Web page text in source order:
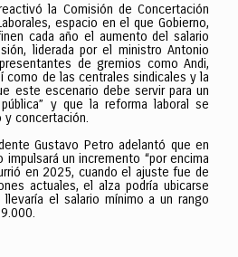
la Comisión de Concertación
espacio en el que Gobierno,
cada año el aumento del salario
liderada por el ministro Antonio
de gremios como Andi,
como de las centrales sindicales y la
este escenario debe servir para un
y que la reforma laboral se
y concertación.
Gustavo Petro adelantó que en
un incremento “por encima
en 2025, cuando el ajuste fue de
actuales, el alza podría ubicarse
el salario mínimo a un rango